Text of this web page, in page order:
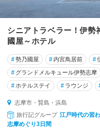
シニアトラベラー！伊
國屋～ホテル
#勢乃國屋 # 内宮鳥居前 #
# グランドメルキュール伊勢志摩
# ホテルステイ # ラウンジ
志摩市・賢島・浜島
旅行記グループ 江戸時代の習
志摩めぐり3日間